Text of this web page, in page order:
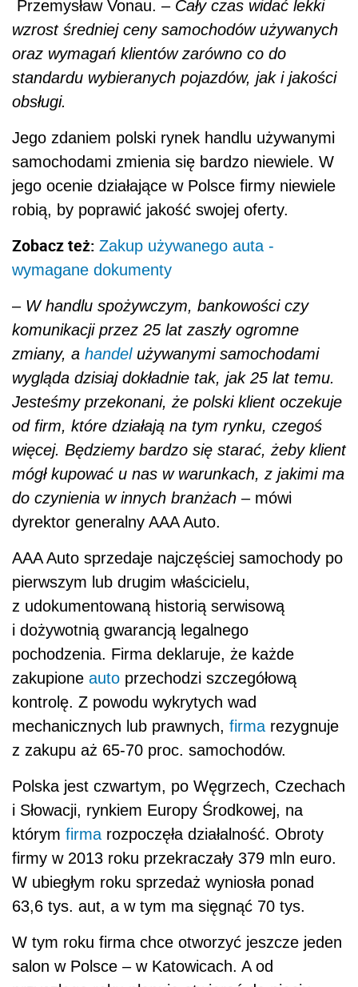
Przemysław Vonau. – Cały czas widać lekki
wzrost średniej ceny samochodów używanych
oraz wymagań klientów zarówno co do
standardu wybieranych pojazdów, jak i jakości
obsługi.
Jego zdaniem polski rynek handlu używanymi
samochodami zmienia się bardzo niewiele. W
jego ocenie działające w Polsce firmy niewiele
robią, by poprawić jakość swojej oferty.
Zobacz też: Zakup używanego auta -
wymagane dokumenty
– W handlu spożywczym, bankowości czy
komunikacji przez 25 lat zaszły ogromne
zmiany, a handelużywanymi samochodami
wygląda dzisiaj dokładnie tak, jak 25 lat temu.
Jesteśmy przekonani, że polski klient oczekuje
od firm, które działają na tym rynku, czegoś
więcej. Będziemy bardzo się starać, żeby klient
mógł kupować u nas w warunkach, z jakimi ma
do czynienia w innych branżach – mówi
dyrektor generalny AAA Auto.
AAA Auto sprzedaje najczęściej samochody po
pierwszym lub drugim właścicielu,
z udokumentowaną historią serwisową
i dożywotnią gwarancją legalnego
pochodzenia. Firma deklaruje, że każde
zakupione auto przechodzi szczegółową
kontrolę. Z powodu wykrytych wad
mechanicznych lub prawnych, firma rezygnuje
z zakupu aż 65-70 proc. samochodów.
Polska jest czwartym, po Węgrzech, Czechach
i Słowacji, rynkiem Europy Środkowej, na
którym firma rozpoczęła działalność. Obroty
firmy w 2013 roku przekraczały 379 mln euro.
W ubiegłym roku sprzedaż wyniosła ponad
63,6 tys. aut, a w tym ma sięgnąć 70 tys.
W tym roku firma chce otworzyć jeszcze jeden
salon w Polsce – w Katowicach. A od